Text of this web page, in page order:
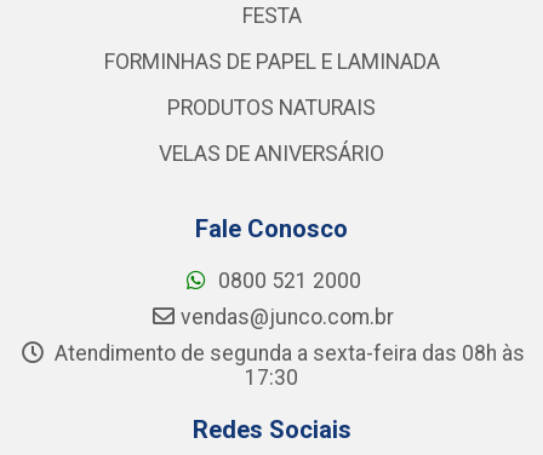
FESTA
FORMINHAS DE PAPEL E LAMINADA
PRODUTOS NATURAIS
VELAS DE ANIVERSÁRIO
Fale Conosco
0800 521 2000
vendas@junco.com.br
Atendimento de segunda a sexta-feira das 08h às
17:30
Redes Sociais